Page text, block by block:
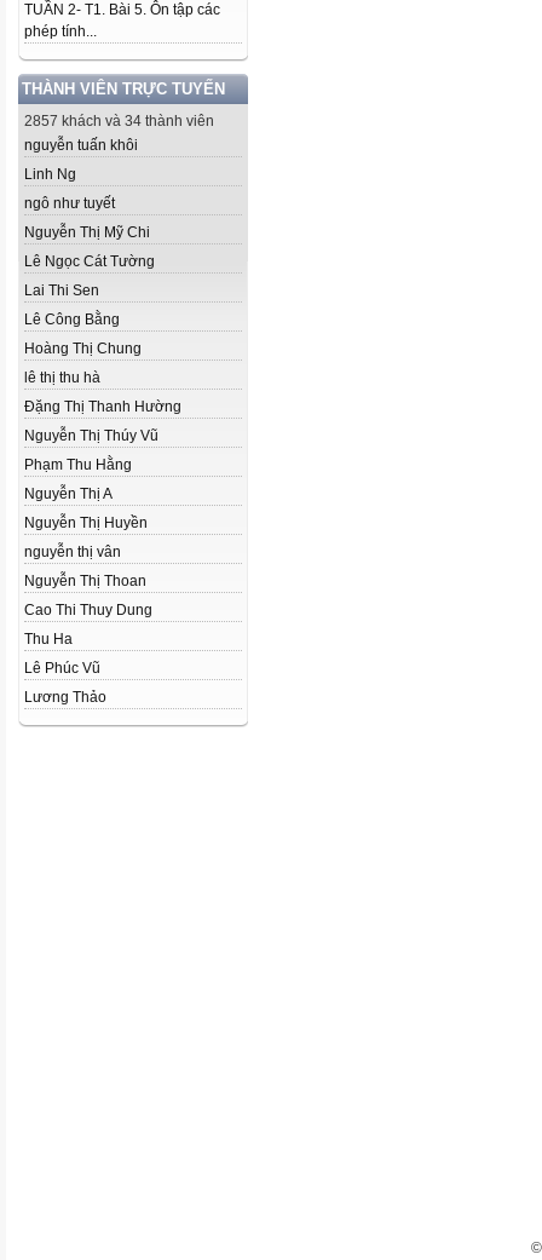
TUẦN 2- T1. Bài 5. Ôn tập các
phép tính...
THÀNH VIÊN TRỰC TUYẾN
2857 khách và 34 thành viên
nguyễn tuấn khôi
Linh Ng
ngô như tuyết
Nguyễn Thị Mỹ Chi
Lê Ngọc Cát Tường
Lai Thi Sen
Lê Công Bằng
Hoàng Thị Chung
lê thị thu hà
Đặng Thị Thanh Hường
Nguyễn Thị Thúy Vũ
Phạm Thu Hằng
Nguyễn Thị A
Nguyễn Thị Huyền
nguyễn thị vân
Nguyễn Thị Thoan
Cao Thi Thuy Dung
Thu Ha
Lê Phúc Vũ
Lương Thảo